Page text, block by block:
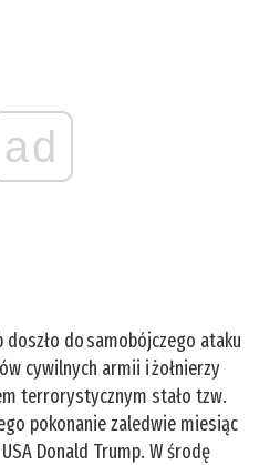
ad
do samobójczego ataku
cywilnych armii i żołnierzy
terrorystycznym stało tzw.
pokonanie zaledwie miesiąc
Donald Trump. W środę